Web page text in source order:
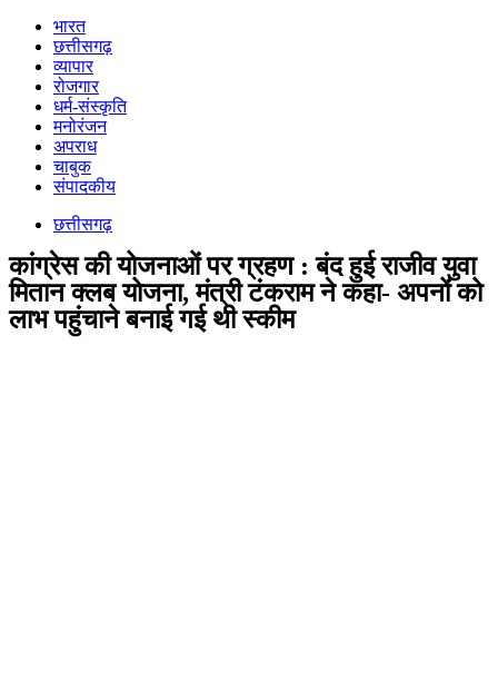
भारत
छत्तीसगढ़
व्यापार
रोजगार
धर्म-संस्कृति
मनोरंजन
अपराध
चाबुक
संपादकीय
छत्तीसगढ़
कांग्रेस की योजनाओं पर ग्रहण : बंद हुई राजीव युवा
मितान क्लब योजना, मंत्री टंकराम ने कहा- अपनों को
लाभ पहुंचाने बनाई गई थी स्कीम